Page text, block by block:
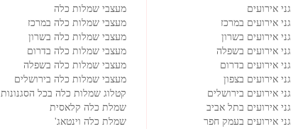
גני אירועים
גני אירועים במרכז
גני אירועים בשרון
גני אירועים בשפלה
גני אירועים בדרום
גני אירועים בצפון
גני אירועים בירושלים
גני אירועים בתל אביב
גני אירועים בעמק חפר
מעצבי שמלות כלה
מעצבי שמלות כלה במרכז
מעצבי שמלות כלה בשרון
מעצבי שמלות כלה בדרום
מעצבי שמלות כלה בשפלה
מעצבי שמלות כלה בירושלים
קטלוג שמלות כלה בכל הסגנונות
שמלת כלה קלאסית
שמלת כלה וינטאג'